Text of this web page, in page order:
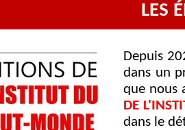
LES
Depuis
dans un
que nous
DE
dans le